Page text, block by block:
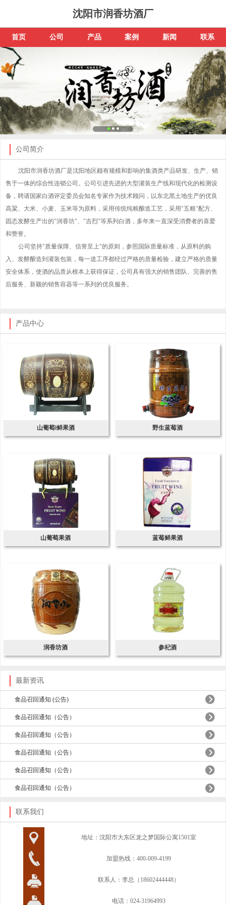
沈阳市润香坊酒厂
首页 公司 产品 案例 新闻 联系
公司简介
沈阳市润香坊酒厂是沈阳地区颇有规模和影响的集酒类产品研发、生产、销
售于一体的综合性连锁公司。公司引进先进的大型灌装生产线和现代化的检测设
备，聘请国家白酒评定委员会知名专家作为技术顾问，以东北黑土地生产的优良
高粱、大米、小麦、玉米等为原料，采用传统纯粮酿造工艺，采用"五粮"配方、
固态发酵生产出的"润香坊"、"吉烈"等系列白酒，多年来一直深受消费者的喜爱
和赞誉。
公司坚持"质量保障、信誉至上"的原则，参照国际质量标准，从原料的购
入、发酵酿造到灌装包装，每一道工序都经过严格的质量检验，建立严格的质量
安全体系，使酒的品质从根本上获得保证，公司具有强大的销售团队、完善的售
后服务、新颖的销售容器等一系列的优良服务。
产品中心
山葡萄i鲜果酒 野生蓝莓酒
山葡萄果酒 蓝莓鲜果酒
润香坊酒 参杞酒
最新资讯
食品召回通知 (公告)
食品召回通知（公告）
食品召回通知（公告）
食品召回通知（公告）
食品召回通知（公告）
食品召回通知（公告）
联系我们
地址：沈阳市大东区龙之梦国际公寓1501室
加盟热线：400-009-4199
联系人：李总（18602444448）
电话：024-31964993